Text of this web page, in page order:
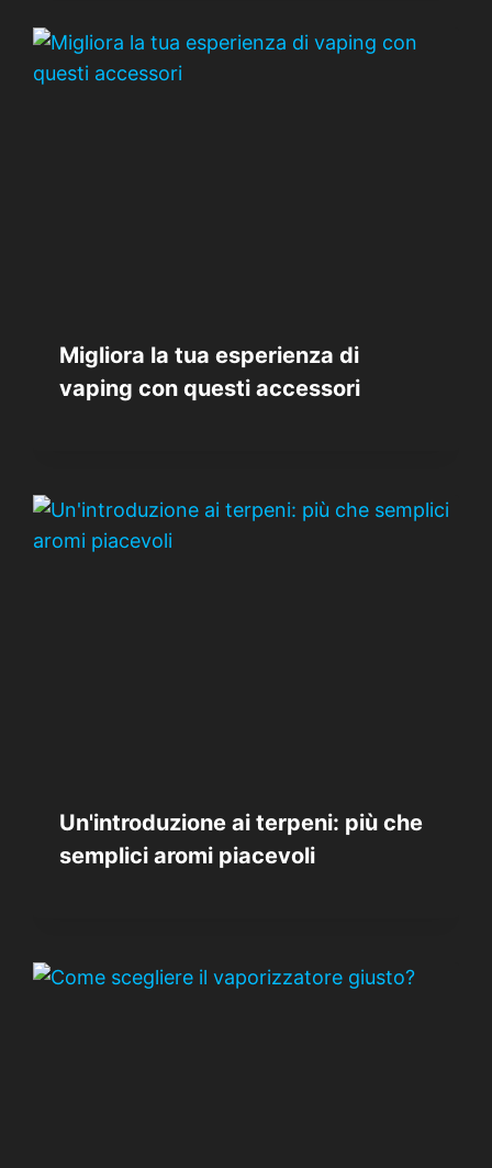
Migliora la tua esperienza di
vaping con questi accessori
Un'introduzione ai terpeni: più che
semplici aromi piacevoli